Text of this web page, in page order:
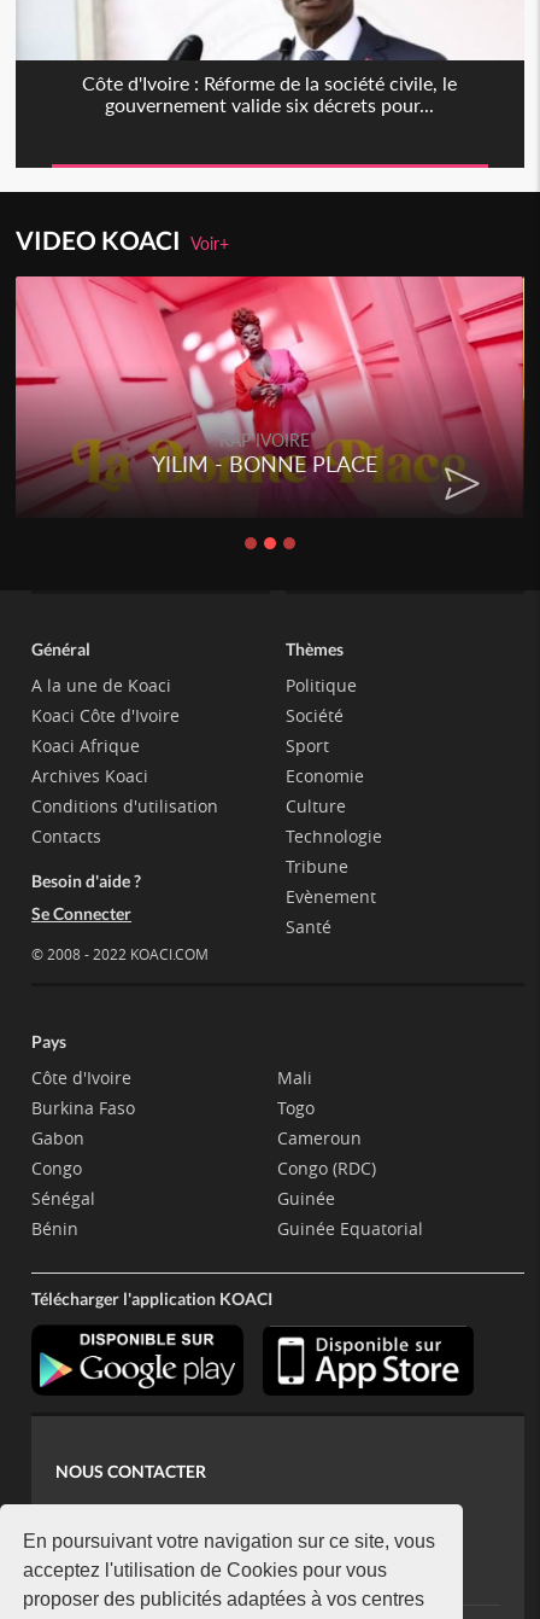
En poursuivant votre navigation sur ce site, vous
acceptez l'utilisation de Cookies pour vous
proposer des publicités adaptées à vos centres
Côte d'Ivoire : Réforme de la société civile, le
gouvernement valide six décrets pour...
VIDEO KOACIVoir+
RAP IVOIRE
YILIM - BONNE PLACE
Général
A la une de Koaci
Koaci Côte d'Ivoire
Koaci Afrique
Archives Koaci
Conditions d'utilisation
Contacts
Besoin d'aide ?
Se Connecter
© 2008 - 2022 KOACI.COM
Thèmes
Politique
Société
Sport
Economie
Culture
Technologie
Tribune
Evènement
Santé
Pays
Côte d'Ivoire
Burkina Faso
Gabon
Congo
Sénégal
Bénin
Mali
Togo
Cameroun
Congo (RDC)
Guinée
Guinée Equatorial
Télécharger l'application KOACI
NOUS CONTACTER
koaci@yahoo.fr
+225 07 08 85 52 93